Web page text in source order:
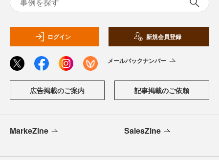
ログイン 新規会員登録
メールバックナンバー
広告掲載のご案内 記事掲載のご依頼
MarkeZine SalesZine